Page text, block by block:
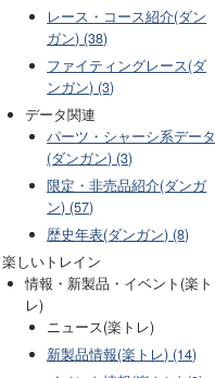
レース・コース紹介(ダン
ガン) (38)
ファイティングレース(ダ
ンガン) (3)
データ関連
パーツ・シャーシ系データ
(ダンガン) (3)
限定・非売品紹介(ダンガ
ン) (57)
歴史年表(ダンガン) (8)
楽しいトレイン
情報・新製品・イベント(楽ト
レ)
ニュース(楽トレ)
新製品情報(楽トレ) (14)